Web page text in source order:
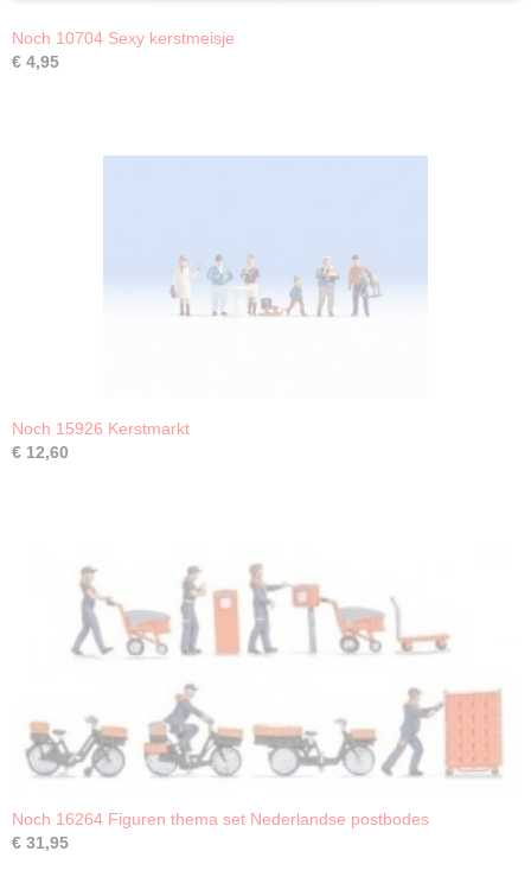
Noch 10704 Sexy kerstmeisje
€ 4,95
Noch 15926 Kerstmarkt
€ 12,60
Noch 16264 Figuren thema set Nederlandse postbodes
€ 31,95